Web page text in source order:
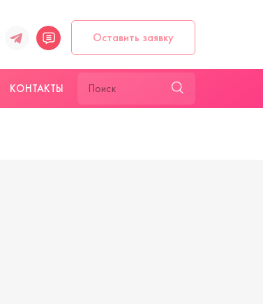
Оставить заявку
КОНТАКТЫ